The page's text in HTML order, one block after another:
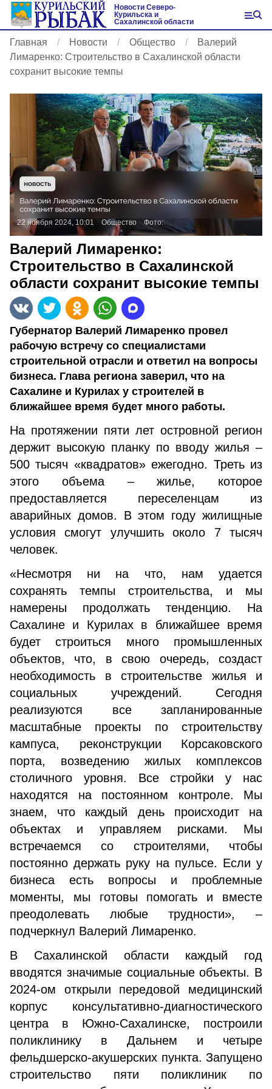
Новости Северо-
Курильска и
Сахалинской области
Главная Новости Общество
Валерий
Лимаренко: Строительство в Сахалинской области
сохранит высокие темпы
22 ноября 2024, 10:01 Общество Фото:
Валерий Лимаренко:
Строительство в Сахалинской
области сохранит высокие темпы
Губернатор Валерий Лимаренко провел
рабочую встречу со специалистами
строительной отрасли и ответил на вопросы
бизнеса. Глава региона заверил, что на
Сахалине и Курилах у строителей в
ближайшее время будет много работы.
На протяжении пяти лет островной регион
держит высокую планку по вводу жилья –
500 тысяч «квадратов» ежегодно. Треть из
этого объема – жилье, которое
предоставляется переселенцам из
аварийных домов. В этом году жилищные
условия смогут улучшить около 7 тысяч
человек.
«Несмотря ни на что, нам удается
сохранять темпы строительства, и мы
намерены продолжать тенденцию. На
Сахалине и Курилах в ближайшее время
будет строиться много промышленных
объектов, что, в свою очередь, создаст
необходимость в строительстве жилья и
социальных учреждений. Сегодня
реализуются все запланированные
масштабные проекты по строительству
кампуса, реконструкции Корсаковского
порта, возведению жилых комплексов
столичного уровня. Все стройки у нас
находятся на постоянном контроле. Мы
знаем, что каждый день происходит на
объектах и управляем рисками. Мы
встречаемся со строителями, чтобы
постоянно держать руку на пульсе. Если у
бизнеса есть вопросы и проблемные
моменты, мы готовы помогать и вместе
преодолевать любые трудности», –
подчеркнул Валерий Лимаренко.
В Сахалинской области каждый год
вводятся значимые социальные объекты. В
2024-ом открыли передовой медицинский
корпус консультативно-диагностического
центра в Южно-Сахалинске, построили
поликлинику в Дальнем и четыре
фельдшерско-акушерских пункта. Запущено
строительство пяти поликлиник по